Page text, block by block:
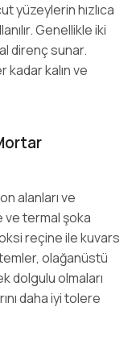
yüzeylerin hızlıca
Genellikle iki
direnç sunar.
kadar kalın ve
alanları ve
ve termal şoka
reçine ile kuvars
olağanüstü
dolgulu olmaları
daha iyi tolere